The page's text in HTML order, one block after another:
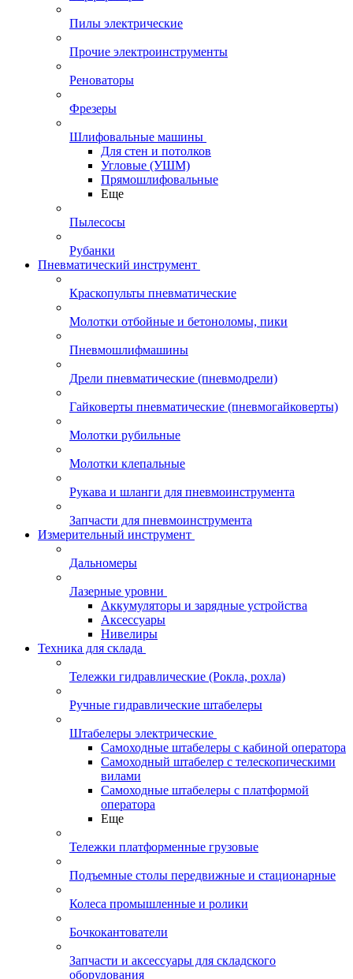
Пилы электрические
Прочие электроинструменты
Реноваторы
Фрезеры
Шлифовальные машины
Для стен и потолков
Угловые (УШМ)
Прямошлифовальные
Еще
Пылесосы
Рубанки
Пневматический инструмент
Краскопульты пневматические
Молотки отбойные и бетоноломы, пики
Пневмошлифмашины
Дрели пневматические (пневмодрели)
Гайковерты пневматические (пневмогайковерты)
Молотки рубильные
Молотки клепальные
Рукава и шланги для пневмоинструмента
Запчасти для пневмоинструмента
Измерительный инструмент
Дальномеры
Лазерные уровни
Аккумуляторы и зарядные устройства
Аксессуары
Нивелиры
Техника для склада
Тележки гидравлические (Рокла, рохла)
Ручные гидравлические штабелеры
Штабелеры электрические
Самоходные штабелеры с кабиной оператора
Самоходный штабелер с телескопическими
вилами
Самоходные штабелеры с платформой
оператора
Еще
Тележки платформенные грузовые
Подъемные столы передвижные и стационарные
Колеса промышленные и ролики
Бочкокантователи
Запчасти и аксессуары для складского
оборудования